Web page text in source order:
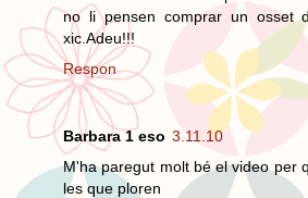
no li pensen comprar un osset
xic.Adeu!!!
Respon
Barbara 1 eso 3.11.10
M'ha paregut molt bé el video per
les que ploren